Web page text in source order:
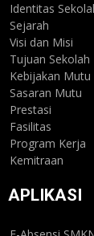
Identitas
Sejarah
Visi dan Misi
Tujuan Sekolah
Kebijakan Mutu
Sasaran Mutu
Prestasi
Fasilitas
Program Kerja
Kemitraan
APLIKASI